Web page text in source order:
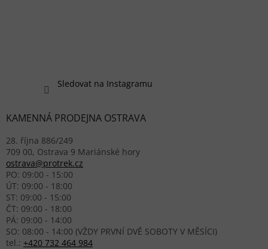
Sledovat na Instagramu
KAMENNÁ PRODEJNA OSTRAVA
28. října 886/249
709 00, Ostrava 9 Mariánské hory
ostrava@protrek.cz
PO: 09:00 - 15:00
ÚT: 09:00 - 18:00
ST: 09:00 - 15:00
ČT: 09:00 - 18:00
PÁ: 09:00 - 14:00
SO: 08:00 - 14:00 (VŽDY PRVNÍ DVĚ SOBOTY V MĚSÍCI)
tel.: +420 732 464 984